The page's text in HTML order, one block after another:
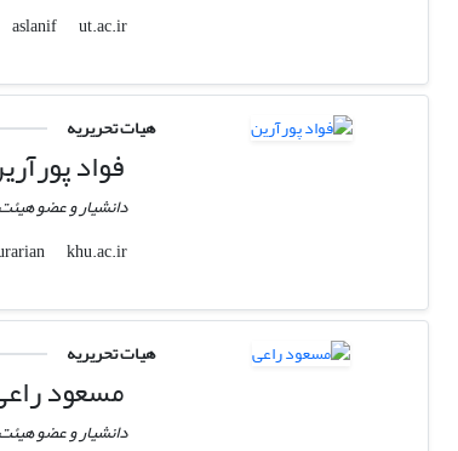
aslanif
ut.ac.ir
هیات تحریریه
فواد
دانشیار و عضو
f.pourarian
khu.ac.ir
هیات تحریریه
مسعود
دانشیار و عضو